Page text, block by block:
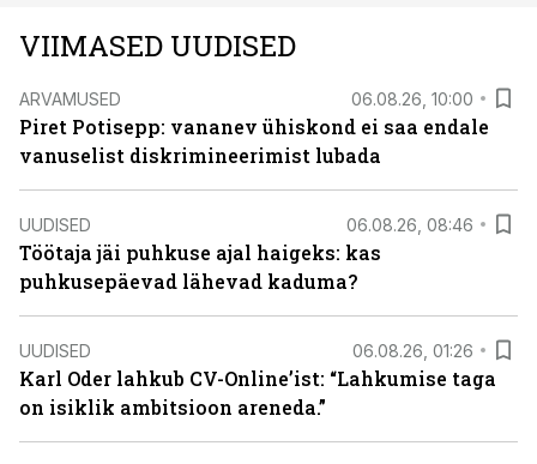
VIIMASED UUDISED
ARVAMUSED 06.08.26, 10:00
Piret Potisepp: vananev ühiskond ei saa endale
vanuselist diskrimineerimist lubada
UUDISED 06.08.26, 08:46
Töötaja jäi puhkuse ajal haigeks: kas
puhkusepäevad lähevad kaduma?
UUDISED 06.08.26, 01:26
Karl Oder lahkub CV-Online’ist: “Lahkumise taga
on isiklik ambitsioon areneda.”